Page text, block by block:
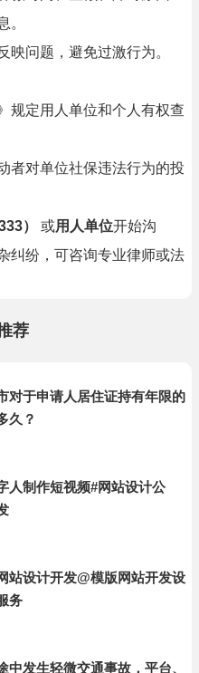
。
映问题，避免过激行为。
规定用人单位和个人有权查
者对单位社保违法行为的投
） 或用人单位开始沟
纠纷，可咨询专业律师或法
荐
对于申请人居住证持有年限的
久？
人制作短视频#网站设计公
站设计开发@模版网站开发设
务
中发生轻微交通事故，平台、